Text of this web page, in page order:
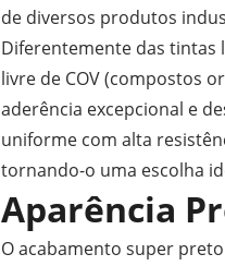
de diversos produtos
Diferentemente das tintas
livre de COV (compostos
aderência excepcional e
uniforme com alta
tornando-o uma escolha
Aparência
O acabamento super